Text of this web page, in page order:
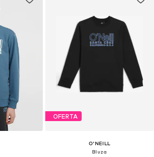
OFERTA
O'NEILL
Bluza